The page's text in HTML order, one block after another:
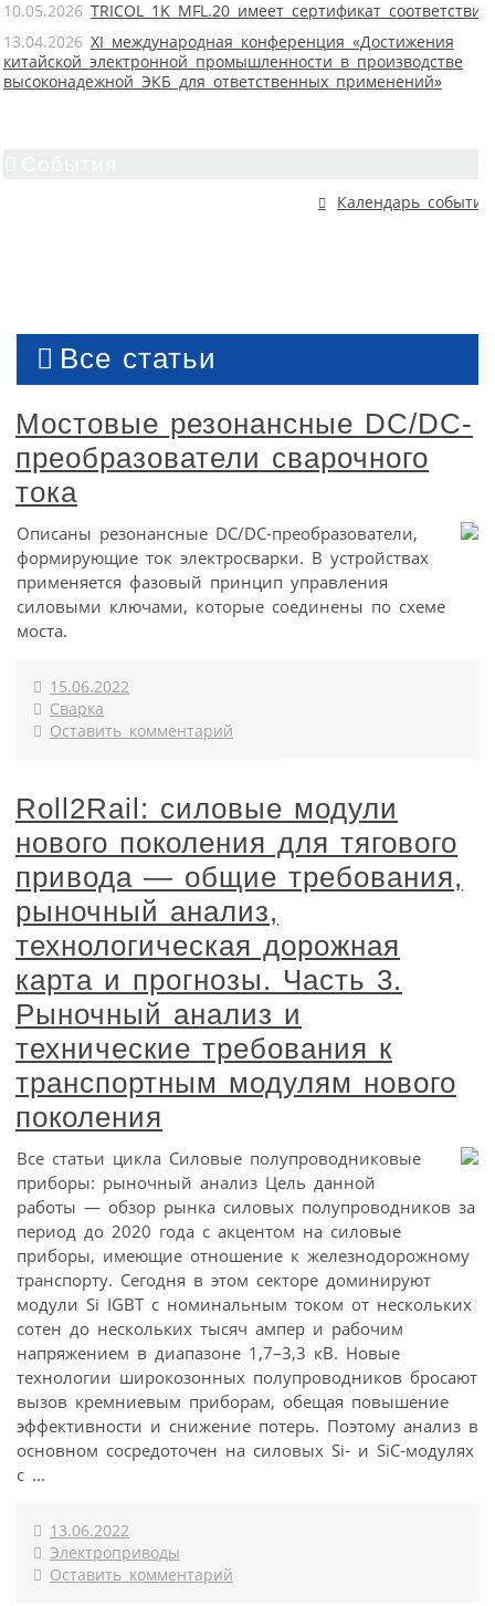
10.05.2026 TRICOL 1K MFL.20 имеет сертификат соответствия
13.04.2026 XI международная конференция «Достижения
китайской электронной промышленности в производстве
высоконадежной ЭКБ для ответственных применений»
Календарь событий
Все статьи
Мостовые резонансные DC/DC-
преобразователи сварочного
тока
Описаны резонансные DC/DC-преобразователи,
формирующие ток электросварки. В устройствах
применяется фазовый принцип управления
силовыми ключами, которые соединены по схеме
моста.
15.06.2022
Сварка
Оставить комментарий
Roll2Rail: силовые модули
нового поколения для тягового
привода — общие требования,
рыночный анализ,
технологическая дорожная
карта и прогнозы. Часть 3.
Рыночный анализ и
технические требования к
транспортным модулям нового
поколения
Все статьи цикла Силовые полупроводниковые
приборы: рыночный анализ Цель данной
работы — обзор рынка силовых полупроводников за
период до 2020 года с акцентом на силовые
приборы, имеющие отношение к железно­дорожному
транспорту. Сегодня в этом секторе доминируют
модули Si IGBT с номинальным током от нескольких
сотен до нескольких тысяч ампер и рабочим
напряжением в диапазоне 1,7–3,3 кВ. Новые
технологии широкозонных полупроводников бросают
вызов кремниевым приборам, обещая повышение
эффективности и снижение потерь. Поэтому анализ в
основном сосредоточен на силовых Si- и SiC-модулях
с ...
13.06.2022
Электроприводы
Оставить комментарий